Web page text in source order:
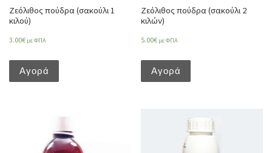
Ζεόλιθος πούδρα (σακούλι 1
κιλού)
3.00€ με ΦΠΑ
Αγορά
Ζεόλιθος πούδρα (σακούλι 2
κιλών)
5.00€ με ΦΠΑ
Αγορά